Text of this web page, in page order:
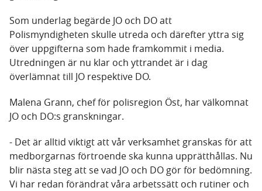
Som underlag begärde JO och DO att
Polismyndigheten skulle utreda och därefter yttra sig
över uppgifterna som hade framkommit i media.
Utredningen är nu klar och yttrandet är i dag
överlämnat till JO respektive DO.
Malena Grann, chef för polisregion Öst, har välkomnat
JO och DO:s granskningar.
- Det är alltid viktigt att vår verksamhet granskas för att
medborgarnas förtroende ska kunna upprätthållas. Nu
blir nästa steg att se vad JO och DO gör för bedömning.
Vi har redan förändrat våra arbetssätt och rutiner och